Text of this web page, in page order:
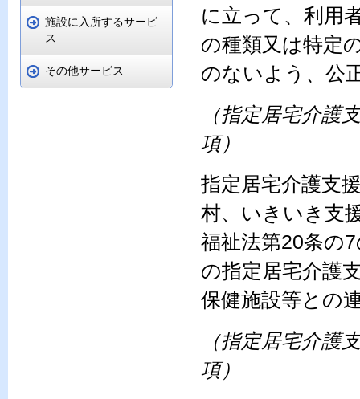
に立って、利用
の種類又は特定
のないよう、公
（指定居宅介護
項）
指定居宅介護支
村、いきいき支
福祉法第20条の
の指定居宅介護
保健施設等との
（指定居宅介護
項）
施設に入所するサービ
ス
その他サービス